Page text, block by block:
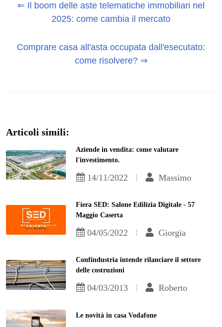
⇐ Il boom delle aste telematiche immobiliari nel
2025: come cambia il mercato
Comprare casa all'asta occupata dall'esecutato:
come risolvere? ⇒
Articoli simili:
Aziende in vendita: come valutare
l'investimento.
14/11/2022 Massimo
Fiera SED: Salone Edilizia Digitale - 57
Maggio Caserta
04/05/2022 Giorgia
Confindustria intende rilanciare il settore
delle costruzioni
04/03/2013 Roberto
Le novità in casa Vodafone